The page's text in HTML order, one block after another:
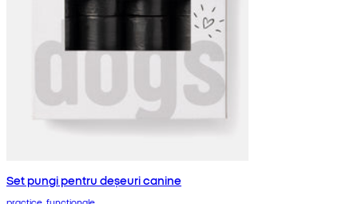
Set pungi pentru deșeuri canine